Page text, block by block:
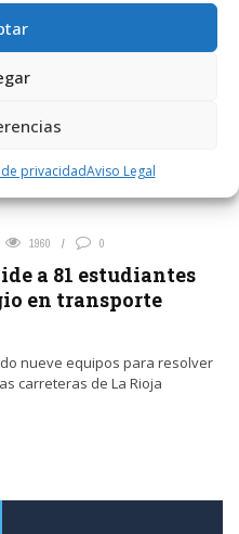
privacidadAviso Legal
puntos altos de la geografía
1960 0
a 81 estudiantes
en transporte
nueve equipos para resolver
carreteras de La Rioja